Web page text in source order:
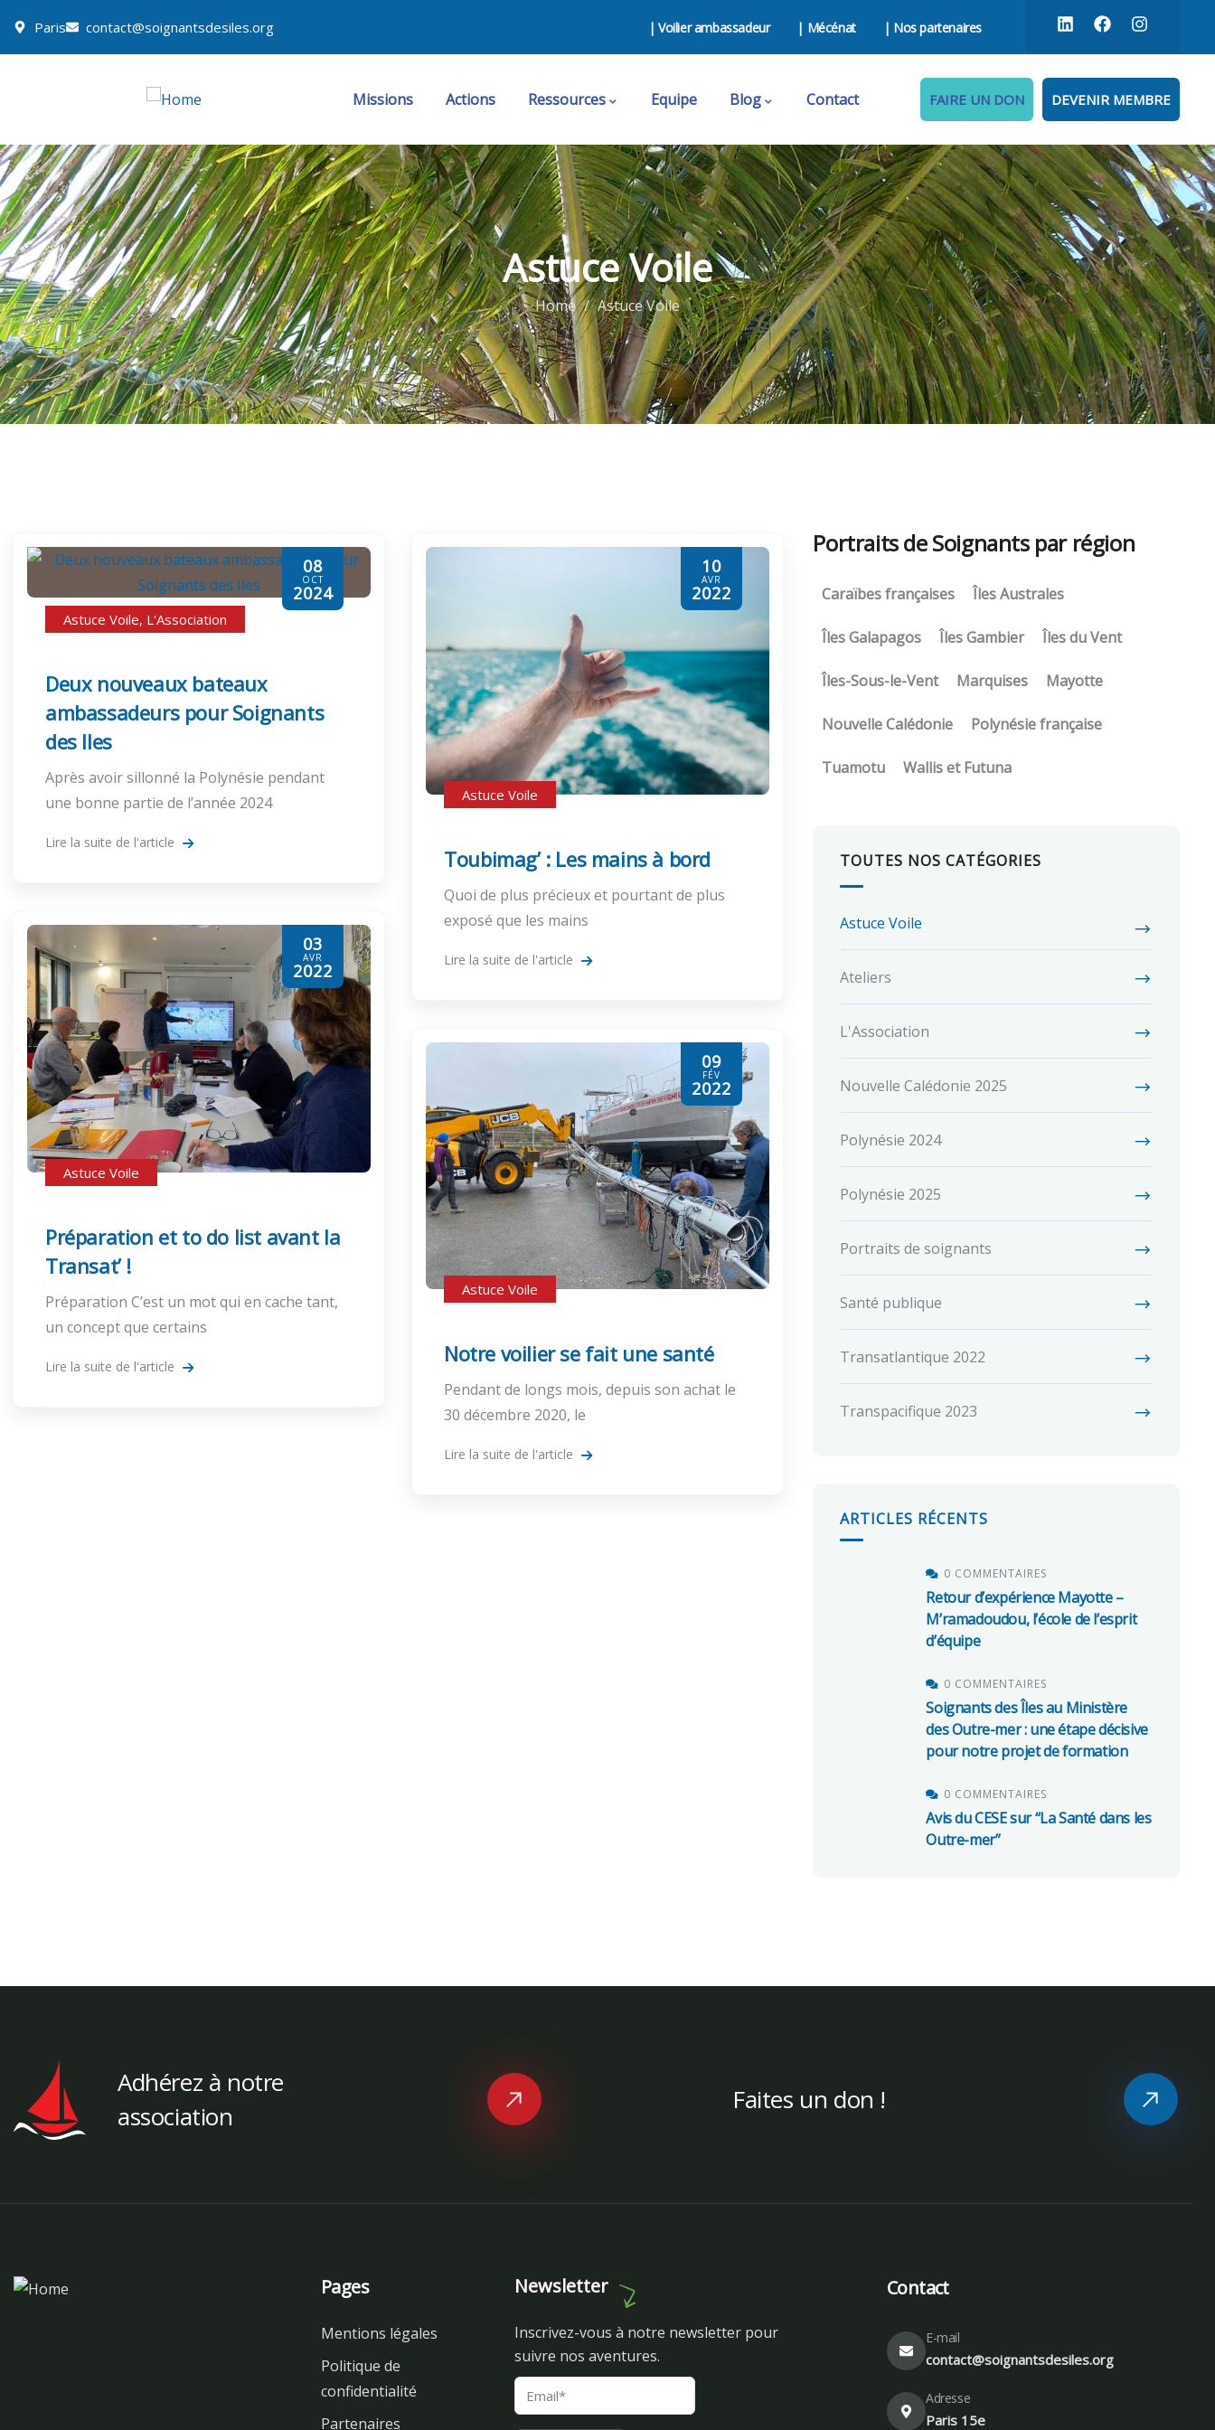
Paris contact@soignantsdesiles.org | Voilier ambassadeur | Mécénat | Nos partenaires
Missions Actions Ressources Equipe Blog Contact FAIRE UN DON DEVENIR MEMBRE
Astuce Voile
Home Astuce Voile
08
OCT
2024
Astuce Voile, L'Association
Deux nouveaux bateaux
ambassadeurs pour Soignants
des Iles
Après avoir sillonné la Polynésie pendant
une bonne partie de l’année 2024
Lire la suite de l'article
10
AVR
2022
Astuce Voile
Toubimag’ : Les mains à bord
Quoi de plus précieux et pourtant de plus
exposé que les mains
Lire la suite de l'article
03
AVR
2022
Astuce Voile
Préparation et to do list avant la
Transat’ !
Préparation C’est un mot qui en cache tant,
un concept que certains
Lire la suite de l'article
09
FÉV
2022
Astuce Voile
Notre voilier se fait une santé
Pendant de longs mois, depuis son achat le
30 décembre 2020, le
Lire la suite de l'article
Portraits de Soignants par région
Caraïbes françaises Îles Australes
Îles Galapagos Îles Gambier Îles du Vent
Îles-Sous-le-Vent Marquises Mayotte
Nouvelle Calédonie Polynésie française
Tuamotu Wallis et Futuna
TOUTES NOS CATÉGORIES
Astuce Voile
Ateliers
L'Association
Nouvelle Calédonie 2025
Polynésie 2024
Polynésie 2025
Portraits de soignants
Santé publique
Transatlantique 2022
Transpacifique 2023
ARTICLES RÉCENTS
0 COMMENTAIRES
Retour d’expérience Mayotte –
M’ramadoudou, l’école de l’esprit
d’équipe
0 COMMENTAIRES
Soignants des Îles au Ministère
des Outre-mer : une étape décisive
pour notre projet de formation
0 COMMENTAIRES
Avis du CESE sur “La Santé dans les
Outre-mer”
Adhérez à notre
association
Faites un don !
Pages
Mentions légales
Politique de
confidentialité
Partenaires
Newsletter
Inscrivez-vous à notre newsletter pour
suivre nos aventures.
Contact
E-mail
contact@soignantsdesiles.org
Adresse
Paris 15e